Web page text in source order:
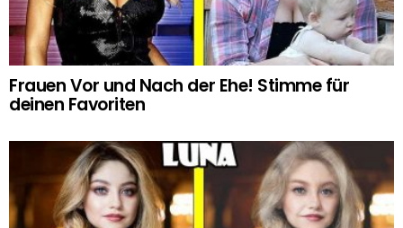
Frauen Vor und Nach der Ehe! Stimme für
deinen Favoriten